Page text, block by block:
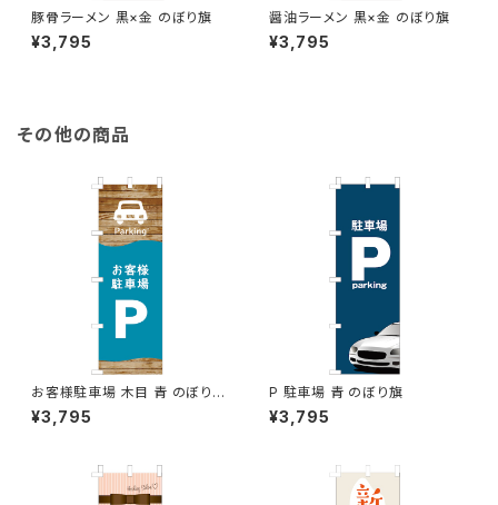
豚骨ラーメン 黒×金 のぼり旗
¥3,795
醤油ラーメン 黒×金 のぼり旗
¥3,795
その他の商品
お客様駐車場 木目 青 のぼり旗
のぼり旗
¥3,795
P 駐車場 青 のぼり旗
¥3,795